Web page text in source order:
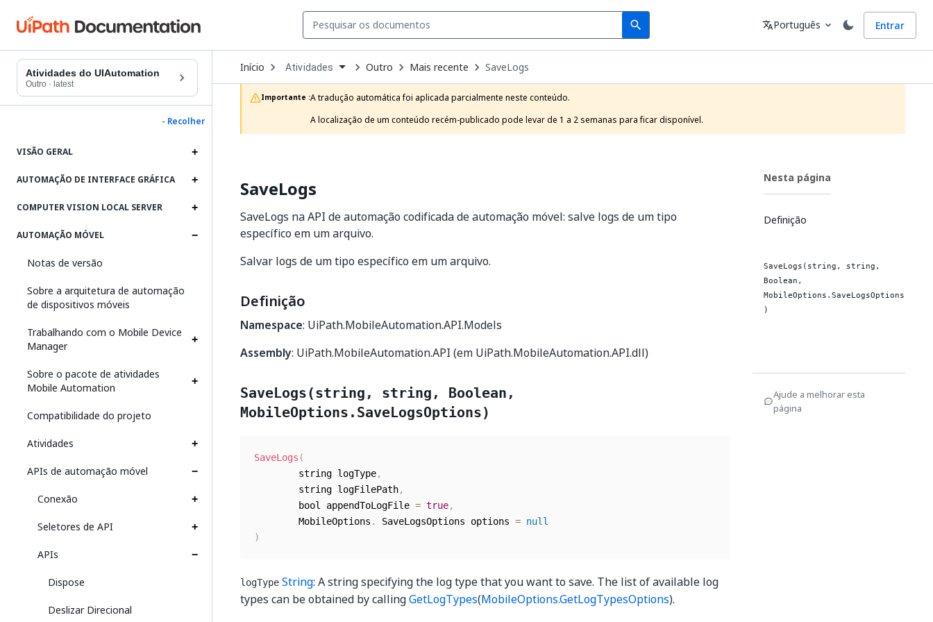
search
Search Idioma
translatePortuguês expand_more Entrar
Atividades do UIAutomation
Outro · latest
- Recolher
VISÃO GERAL
AUTOMAÇÃO DE INTERFACE GRÁFICA
COMPUTER VISION LOCAL SERVER
AUTOMAÇÃO MÓVEL
Notas de versão
Sobre a arquitetura de automação
de dispositivos móveis
Trabalhando com o Mobile Device
Manager
Sobre o pacote de atividades
Mobile Automation
Compatibilidade do projeto
Atividades
APIs de automação móvel
Conexão
Seletores de API
APIs
Dispose
Deslizar Direcional
Início Open
Dropdown
to
choose
product
Atividades Outro Mais recente SaveLogs
Importante :A tradução automática foi aplicada parcialmente neste conteúdo.
A localização de um conteúdo recém-publicado pode levar de 1 a 2 semanas para ficar disponível.
SaveLogs
SaveLogs na API de automação codificada de automação móvel: salve logs de um tipo
específico em um arquivo.
Salvar logs de um tipo específico em um arquivo.
Definição
Namespace: UiPath.MobileAutomation.API.Models
Assembly: UiPath.MobileAutomation.API (em UiPath.MobileAutomation.API.dll)
SaveLogs(string, string, Boolean,
MobileOptions.SaveLogsOptions)
SaveLogs (
	    string logType
,
	    string logFilePath
,
	    bool appendToLogFile
= true,
	    MobileOptions
. SaveLogsOptions options = null
)
logType String: A string specifying the log type that you want to save. The list of available log
types can be obtained by callingGetLogTypes(MobileOptions.GetLogTypesOptions).
Nesta página
Definição
SaveLogs(string, string,
Boolean,
MobileOptions.SaveLogsOptions
)
Ajude a melhorar esta
página